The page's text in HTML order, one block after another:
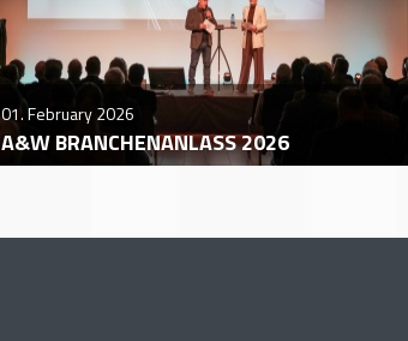
01. February 2026
A&W BRANCHENANLASS 2026